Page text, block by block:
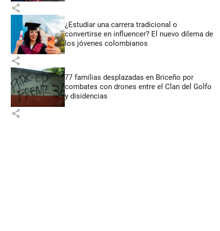
share
¿Estudiar una carrera tradicional o
convertirse en influencer? El nuevo dilema de
los jóvenes colombianos
share
77 familias desplazadas en Briceño por
combates con drones entre el Clan del Golfo
y disidencias
share